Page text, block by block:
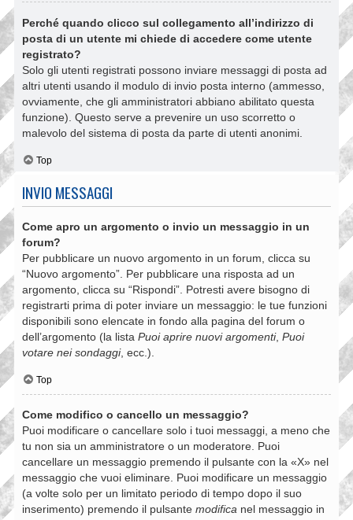
Perché quando clicco sul collegamento all’indirizzo di
posta di un utente mi chiede di accedere come utente
registrato?
Solo gli utenti registrati possono inviare messaggi di posta ad
altri utenti usando il modulo di invio posta interno (ammesso,
ovviamente, che gli amministratori abbiano abilitato questa
funzione). Questo serve a prevenire un uso scorretto o
malevolo del sistema di posta da parte di utenti anonimi.
Top
INVIO MESSAGGI
Come apro un argomento o invio un messaggio in un
forum?
Per pubblicare un nuovo argomento in un forum, clicca su
“Nuovo argomento”. Per pubblicare una risposta ad un
argomento, clicca su “Rispondi”. Potresti avere bisogno di
registrarti prima di poter inviare un messaggio: le tue funzioni
disponibili sono elencate in fondo alla pagina del forum o
dell’argomento (la lista Puoi aprire nuovi argomenti, Puoi
votare nei sondaggi, ecc.).
Top
Come modifico o cancello un messaggio?
Puoi modificare o cancellare solo i tuoi messaggi, a meno che
tu non sia un amministratore o un moderatore. Puoi
cancellare un messaggio premendo il pulsante con la «X» nel
messaggio che vuoi eliminare. Puoi modificare un messaggio
(a volte solo per un limitato periodo di tempo dopo il suo
inserimento) premendo il pulsante modifica nel messaggio in